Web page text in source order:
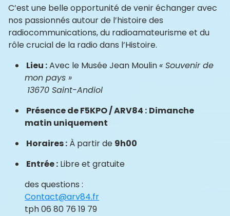
C’est une belle opportunité de venir échanger avec
nos passionnés autour de l’histoire des
radiocommunications, du radioamateurisme et du
rôle crucial de la radio dans l’Histoire.
Lieu :Avec le Musée Jean Moulin « Souvenir de
mon pays »
13670 Saint-Andiol
Présence de F5KPO / ARV84 : Dimanche
matin uniquement
Horaires : À partir de 9h00
Entrée : Libre et gratuite
des questions :
Contact@arv84.fr
tph 06 80 76 19 79